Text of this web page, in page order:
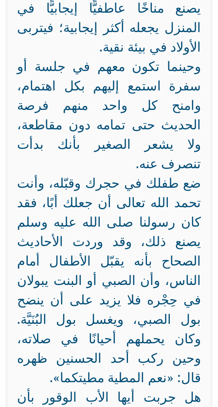
يصنع مناخًا عاطفيًّا إيجابيًّا في
المنزل يجعله أكثر إيجابية؛ فيتربى
الأولاد في بيئة نقية.
وحينما تكون معهم في جلسة أو
سفرة استمع إليهم بكل اهتمام،
وامنح كل واحد منهم فرصة
الحديث حتى تمامه دون مقاطعة،
ولا يشعر الصغير بأنك بدأت
تنصرف عنه.
ضع طفلك في حجرك وقبّله، وأنت
تحمد الله تعالى أن جعلك أبًا، فقد
كان رسولنا صلى الله عليه وسلم
يصنع ذلك، وقد وردت الأحاديث
الصحاح بأنه يقبّل الأطفال أمام
الناس، وأن الصبي أو البنت يبولان
في حِجْره فلا يزيد على أن ينضح
بول الصبي، ويغسل بول البُنَيَّة.
وكان يحملهم أحيانًا في صلاته،
وحين ركب أحد الحسنين ظهره
قال: «نعم المطية مطيتكما».
هل جربت أيها الأب الوقور بأن